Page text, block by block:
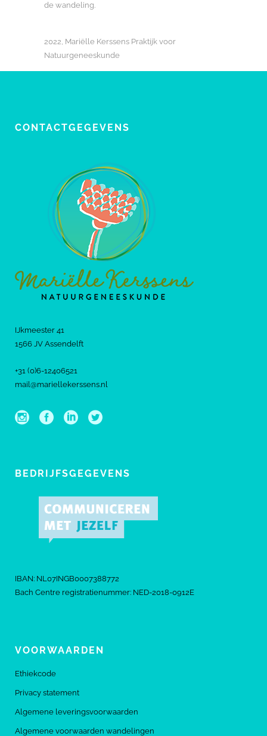
de wandeling.
2022, Mariëlle Kerssens Praktijk voor
Natuurgeneeskunde
CONTACTGEGEVENS
IJkmeester 41
1566 JV Assendelft
+31 (0)6-12406521
mail@mariellekerssens.nl
BEDRIJFSGEGEVENS
IBAN: NL07INGB0007388772
Bach Centre registratienummer: NED-2018-0912E
VOORWAARDEN
Ethiekcode
Privacy statement
Algemene leveringsvoorwaarden
Algemene voorwaarden wandelingen